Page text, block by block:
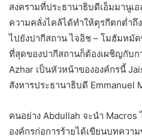
สงครามที่ประธานาธิบดีเอ็มมานูเ
ความคลั่งไคล้ได้ทำให้ตุรกีตกต่ำ
ไปยังปากีสถาน ไจอิช – โมฮัมหมั
ที่สุดของปากีสถานก็ต้องเผชิญกับ
Azhar เป็นหัวหน้าขององค์กรนี้
สังหารประธานาธิบดี Emmanuel
คนอย่าง Abdullah จะนำ
องค์กรก่อการร้ายได้เขียนบทควา